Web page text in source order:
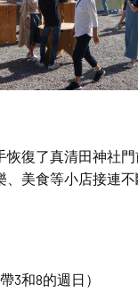
恢復了真清田神社
、美食等小店接連
3和8的週日）